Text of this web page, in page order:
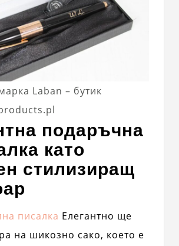
Laban – бутик
подаръчна
като
стилизиращ
писалка Елегантно ще
на шикозно сако, което е